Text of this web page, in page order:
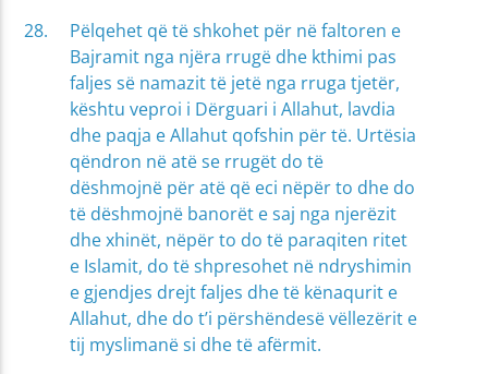
Pëlqehet që të shkohet për në faltoren e
Bajramit nga njëra rrugë dhe kthimi pas
faljes së namazit të jetë nga rruga tjetër,
kështu veproi i Dërguari i Allahut, lavdia
dhe paqja e Allahut qofshin për të. Urtësia
qëndron në atë se rrugët do të
dëshmojnë për atë që eci nëpër to dhe do
të dëshmojnë banorët e saj nga njerëzit
dhe xhinët, nëpër to do të paraqiten ritet
e Islamit, do të shpresohet në ndryshimin
e gjendjes drejt faljes dhe të kënaqurit e
Allahut, dhe do t’i përshëndesë vëllezërit e
tij myslimanë si dhe të afërmit.